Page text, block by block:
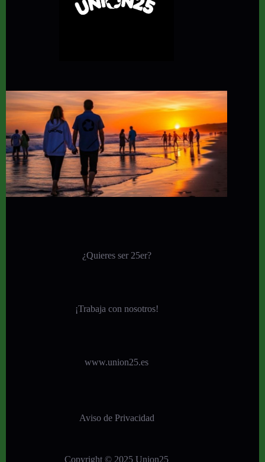
¿Quieres ser 25er?
¡Trabaja con nosotros!
www.union25.es
Aviso de Privacidad
Copyright © 2025 Union25